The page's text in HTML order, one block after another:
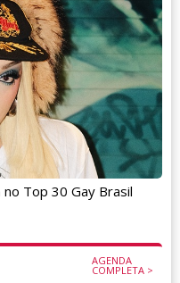
AGENDA
COMPLETA >
Top 30 Gay Brasil